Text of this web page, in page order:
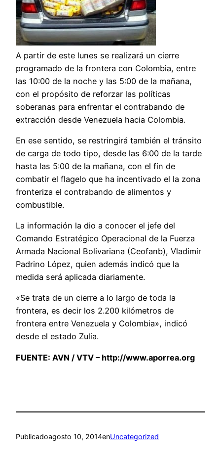
A partir de este lunes se realizará un cierre
programado de la frontera con Colombia, entre
las 10:00 de la noche y las 5:00 de la mañana,
con el propósito de reforzar las políticas
soberanas para enfrentar el contrabando de
extracción desde Venezuela hacia Colombia.
En ese sentido, se restringirá también el tránsito
de carga de todo tipo, desde las 6:00 de la tarde
hasta las 5:00 de la mañana, con el fin de
combatir el flagelo que ha incentivado el la zona
fronteriza el contrabando de alimentos y
combustible.
La información la dio a conocer el jefe del
Comando Estratégico Operacional de la Fuerza
Armada Nacional Bolivariana (Ceofanb), Vladimir
Padrino López, quien además indicó que la
medida será aplicada diariamente.
«Se trata de un cierre a lo largo de toda la
frontera, es decir los 2.200 kilómetros de
frontera entre Venezuela y Colombia», indicó
desde el estado Zulia.
FUENTE: AVN / VTV – http://www.aporrea.org
Publicadoagosto 10, 2014enUncategorized